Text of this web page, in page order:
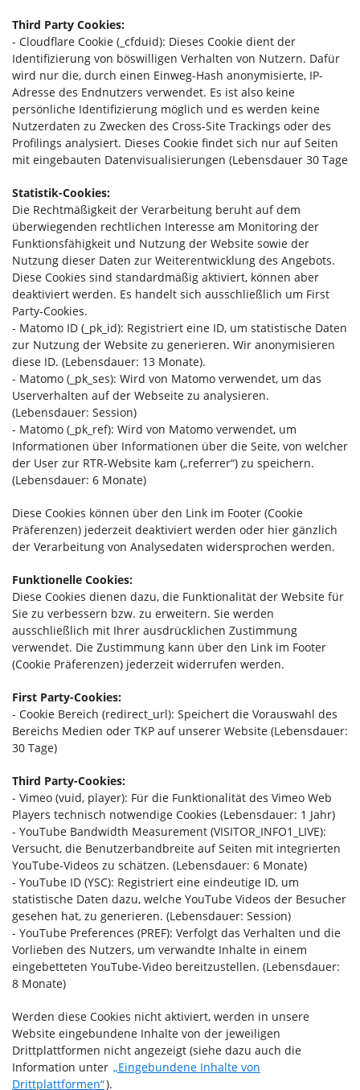
Third Party Cookies:
- Cloudflare Cookie (_cfduid): Dieses Cookie dient der
Identifizierung von böswilligen Verhalten von Nutzern. Dafür
wird nur die, durch einen Einweg-Hash anonymisierte, IP-
Adresse des Endnutzers verwendet. Es ist also keine
persönliche Identifizierung möglich und es werden keine
Nutzerdaten zu Zwecken des Cross-Site Trackings oder des
Profilings analysiert. Dieses Cookie findet sich nur auf Seiten
mit eingebauten Datenvisualisierungen (Lebensdauer 30 Tage
Statistik-Cookies:
Die Rechtmäßigkeit der Verarbeitung beruht auf dem
überwiegenden rechtlichen Interesse am Monitoring der
Funktionsfähigkeit und Nutzung der Website sowie der
Nutzung dieser Daten zur Weiterentwicklung des Angebots.
Diese Cookies sind standardmäßig aktiviert, können aber
deaktiviert werden. Es handelt sich ausschließlich um First
Party-Cookies.
- Matomo ID (_pk_id): Registriert eine ID, um statistische Daten
zur Nutzung der Website zu generieren. Wir anonymisieren
diese ID. (Lebensdauer: 13 Monate).
- Matomo (_pk_ses): Wird von Matomo verwendet, um das
Userverhalten auf der Webseite zu analysieren.
(Lebensdauer: Session)
- Matomo (_pk_ref): Wird von Matomo verwendet, um
Informationen über Informationen über die Seite, von welcher
der User zur RTR-Website kam („referrer“) zu speichern.
(Lebensdauer: 6 Monate)
Diese Cookies können über den Link im Footer (Cookie
Präferenzen) jederzeit deaktiviert werden oder hier gänzlich
der Verarbeitung von Analysedaten widersprochen werden.
Funktionelle Cookies:
Diese Cookies dienen dazu, die Funktionalität der Website für
Sie zu verbessern bzw. zu erweitern. Sie werden
ausschließlich mit Ihrer ausdrücklichen Zustimmung
verwendet. Die Zustimmung kann über den Link im Footer
(Cookie Präferenzen) jederzeit widerrufen werden.
First Party-Cookies:
- Cookie Bereich (redirect_url): Speichert die Vorauswahl des
Bereichs Medien oder TKP auf unserer Website (Lebensdauer:
30 Tage)
Third Party-Cookies:
- Vimeo (vuid, player): Für die Funktionalität des Vimeo Web
Players technisch notwendige Cookies (Lebensdauer: 1 Jahr)
- YouTube Bandwidth Measurement (VISITOR_INFO1_LIVE):
Versucht, die Benutzerbandbreite auf Seiten mit integrierten
YouTube-Videos zu schätzen. (Lebensdauer: 6 Monate)
- YouTube ID (YSC): Registriert eine eindeutige ID, um
statistische Daten dazu, welche YouTube Videos der Besucher
gesehen hat, zu generieren. (Lebensdauer: Session)
- YouTube Preferences (PREF): Verfolgt das Verhalten und die
Vorlieben des Nutzers, um verwandte Inhalte in einem
eingebetteten YouTube-Video bereitzustellen. (Lebensdauer:
8 Monate)
Werden diese Cookies nicht aktiviert, werden in unsere
Website eingebundene Inhalte von der jeweiligen
Drittplattformen nicht angezeigt (siehe dazu auch die
Information unter „Eingebundene Inhalte von
Drittplattformen“).